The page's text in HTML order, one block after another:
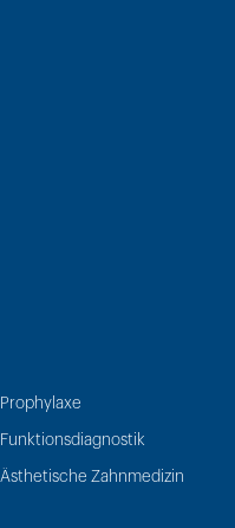
Prophylaxe
Funktionsdiagnostik
Ästhetische Zahnmedizin